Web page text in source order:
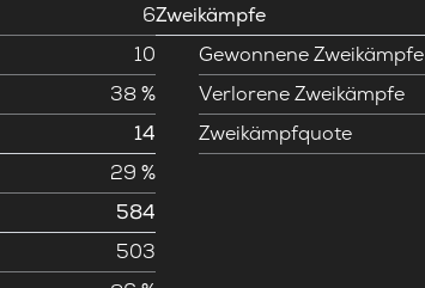
6
10
38 %
14
29 %
584
503
Zweikämpfe
Gewonnene Zweikämpfe
Verlorene Zweikämpfe
Zweikämpfquote